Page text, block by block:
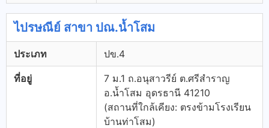
ไปรษณีย์ สาขา ปณ.น้ำโสม
ประเภท ปข.4
ที่อยู่
7 ม.1 ถ.อนุสาวรีย์ ต.ศรีสำราญ
อ.น้ำโสม อุดรธานี 41210
(สถานที่ใกล้เคียง: ตรงข้ามโรงเรียน
บ้านท่าโสม)